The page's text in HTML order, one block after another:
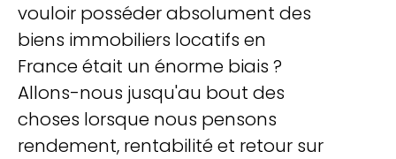
vouloir posséder absolument des
biens immobiliers locatifs en
France était un énorme biais ?
Allons-nous jusqu'au bout des
choses lorsque nous pensons
rendement, rentabilité et retour sur